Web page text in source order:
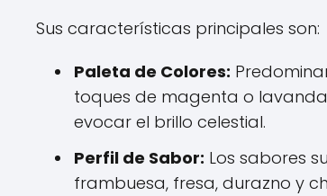
Sus características principales son:
Paleta de Colores:
toques de magenta o
evocar el brillo celestial.
Perfil de Sabor: Los sabores
frambuesa, fresa, durazno y